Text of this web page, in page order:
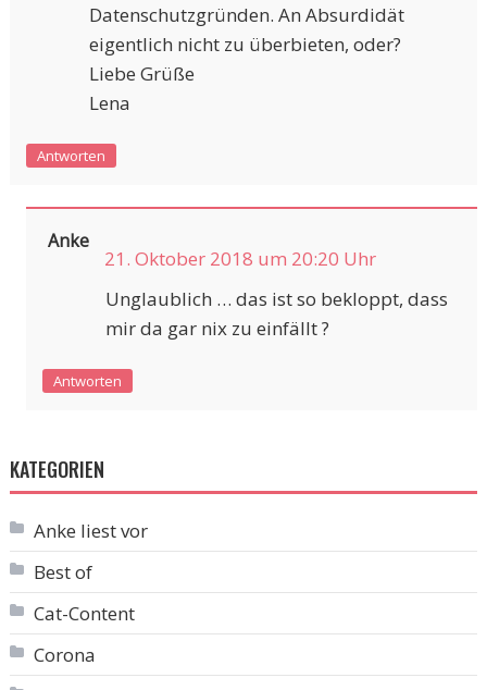
Datenschutzgründen. An Absurdidät
eigentlich nicht zu überbieten, oder?
Liebe Grüße
Lena
Antworten
Anke
21. Oktober 2018 um 20:20 Uhr
Unglaublich … das ist so bekloppt, dass
mir da gar nix zu einfällt ?
Antworten
KATEGORIEN
Anke liest vor
Best of
Cat-Content
Corona